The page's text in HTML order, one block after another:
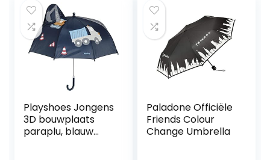
Playshoes Jongens
3D bouwplaats
paraplu, blauw
Paladone Officiële
Friends Colour
Change Umbrella